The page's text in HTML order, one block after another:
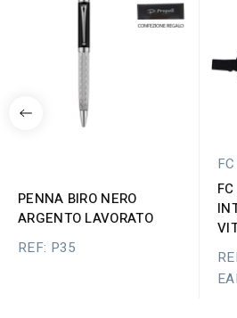
PENNA BIRO NERO
ARGENTO LAVORATO
REF: P35